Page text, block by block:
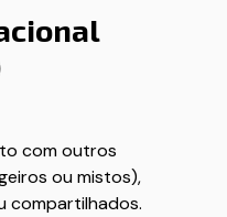
com outros
ou mistos),
compartilhados.